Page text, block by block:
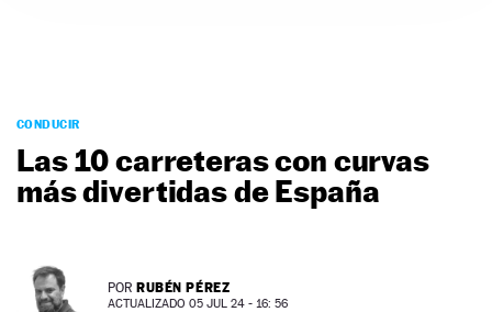
PODCAST
MOTOS
TECNOLOGÍA
PREMIOS
SERVICIOS
CONDUCIR
Las 10 carreteras con curvas
más divertidas de España
POR RUBÉN PÉREZ
ACTUALIZADO 05 JUL 24 - 16: 56